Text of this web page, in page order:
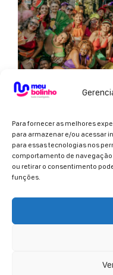
Para fornecer as melhores
para armazenar e/ou acessar
para essas tecnologias nos
comportamento de navegação
ou retirar o consentimento
funções.
BLOCO SALADA DE
Um show musical
marcantes da cena